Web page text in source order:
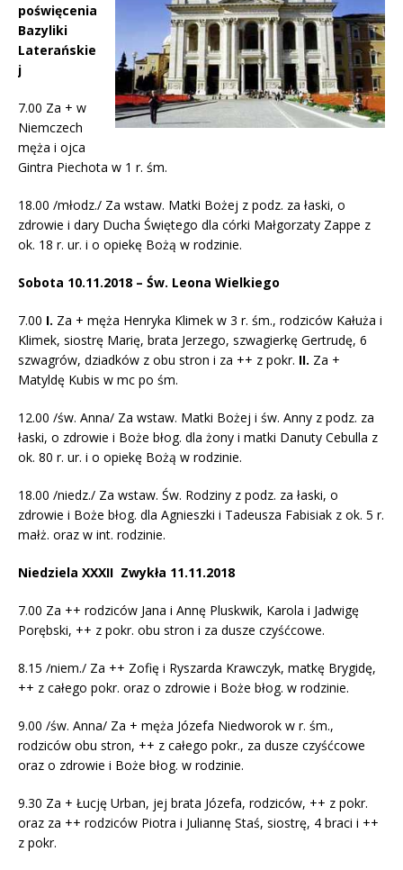
poświęcenia
Bazyliki
Laterańskie
j
7.00 Za + w
Niemczech
męża i ojca
Gintra Piechota w 1 r. śm.
18.00 /młodz./ Za wstaw. Matki Bożej z podz. za łaski, o
zdrowie i dary Ducha Świętego dla córki Małgorzaty Zappe z
ok. 18 r. ur. i o opiekę Bożą w rodzinie.
Sobota 10.11.2018 – Św. Leona Wielkiego
7.00 I. Za + męża Henryka Klimek w 3 r. śm., rodziców Kałuża i
Klimek, siostrę Marię, brata Jerzego, szwagierkę Gertrudę, 6
szwagrów, dziadków z obu stron i za ++ z pokr. II. Za +
Matyldę Kubis w mc po śm.
12.00 /św. Anna/ Za wstaw. Matki Bożej i św. Anny z podz. za
łaski, o zdrowie i Boże błog. dla żony i matki Danuty Cebulla z
ok. 80 r. ur. i o opiekę Bożą w rodzinie.
18.00 /niedz./ Za wstaw. Św. Rodziny z podz. za łaski, o
zdrowie i Boże błog. dla Agnieszki i Tadeusza Fabisiak z ok. 5 r.
małż. oraz w int. rodzinie.
Niedziela XXXII Zwykła 11.11.2018
7.00 Za ++ rodziców Jana i Annę Pluskwik, Karola i Jadwigę
Porębski, ++ z pokr. obu stron i za dusze czyśćcowe.
8.15 /niem./ Za ++ Zofię i Ryszarda Krawczyk, matkę Brygidę,
++ z całego pokr. oraz o zdrowie i Boże błog. w rodzinie.
9.00 /św. Anna/ Za + męża Józefa Niedworok w r. śm.,
rodziców obu stron, ++ z całego pokr., za dusze czyśćcowe
oraz o zdrowie i Boże błog. w rodzinie.
9.30 Za + Łucję Urban, jej brata Józefa, rodziców, ++ z pokr.
oraz za ++ rodziców Piotra i Juliannę Staś, siostrę, 4 braci i ++
z pokr.